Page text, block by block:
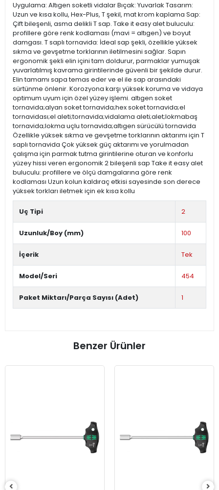
Uygulama: Altıgen soketli vidalar Bıçak: Yuvarlak Tasarım:
Uzun ve kısa kollu, Hex-Plus, T şekil, mat krom kaplama Sap:
Çift bileşenli, asma delikli T sap. Take it easy alet buluculu:
profillere göre renk kodlaması (mavi = altıgen) ve boyut
damgası. T saplı tornavida: İdeal sap şekli, özellikle yüksek
sıkma ve gevşetme torklarının iletilmesini sağlar. Sapın
ergonomik şekli elin içini tam doldurur, parmaklar yumuşak
yuvarlatılmış kavrama girintilerinde güvenli bir şekilde durur.
Elin tamamı sapa temas eder ve el ile sap arasındaki
sürtünme önlenir. Korozyona karşı yüksek koruma ve vidaya
optimum uyum için özel yüzey işlemi. altıgen soket
tornavida;alyan soket tornavida;hex soket tornavida;el
tornavidası;el aleti;tornavida;vidalama aleti;alet;lokmabaş
tornavida;lokma uçlu tornavida;altıgen sürücülü tornavida
Özellikle yüksek sıkma ve gevşetme torklarının aktarımı için T
saplı tornavida Çok yüksek güç aktarımı ve yorulmadan
çalışma için parmak tutma girintilerine oturan ve konforlu
yüzey hissi veren ergonomik 2 bileşenli sap Take it easy alet
buluculu: profillere ve ölçü damgalarına göre renk
kodlaması Uzun kolun kaldıraç etkisi sayesinde son derece
yüksek torkları iletmek için ek kısa kollu
Uç Tipi 2
Uzunluk/Boy (mm) 100
İçerik Tek
Model/Seri 454
Paket Miktarı/Parça Sayısı (Adet) 1
Benzer Ürünler